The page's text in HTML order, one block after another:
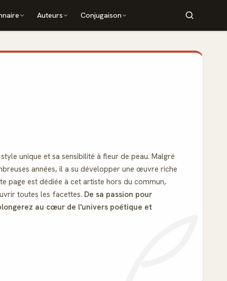
Auteurs Conjugaison
unique et sa sensibilité à fleur de peau. Malgré
années, il a su développer une œuvre riche
page est dédiée à cet artiste hors du commun,
toutes les facettes. De sa passion pour
au cœur de l'univers poétique et